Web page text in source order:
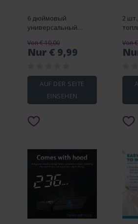
6 дюймовый
универсальный
проектора GPS для
телефона с
отражающей
пленкой
нескользящий коврик
автомобильные
Von € 10,00
Nur € 9,99
AUF DER SEITE
EINSEHEN
2
Von